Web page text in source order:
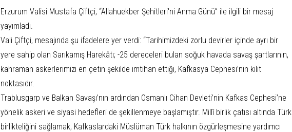
Erzurum Valisi Mustafa Çiftçi, “Allahuekber Şehitleri'ni Anma Günü” ile ilgili bir mesaj
yayımladı.
Vali Çiftçi, mesajında şu ifadelere yer verdi: “Tarihimizdeki zorlu devirler içinde ayrı bir
yere sahip olan Sarıkamış Harekâtı; -25 dereceleri bulan soğuk havada savaş şartlarının,
kahraman askerlerimizi en çetin şekilde imtihan ettiği, Kafkasya Cephesi’nin kilit
noktasıdır.
Trablusgarp ve Balkan Savaşı’nın ardından Osmanlı Cihan Devleti’nin Kafkas Cephesi’ne
yönelik askeri ve siyasi hedefleri de şekillenmeye başlamıştır. Millî birlik çatısı altında Türk
birlikteliğini sağlamak, Kafkaslardaki Müslüman Türk halkının özgürleşmesine yardımcı